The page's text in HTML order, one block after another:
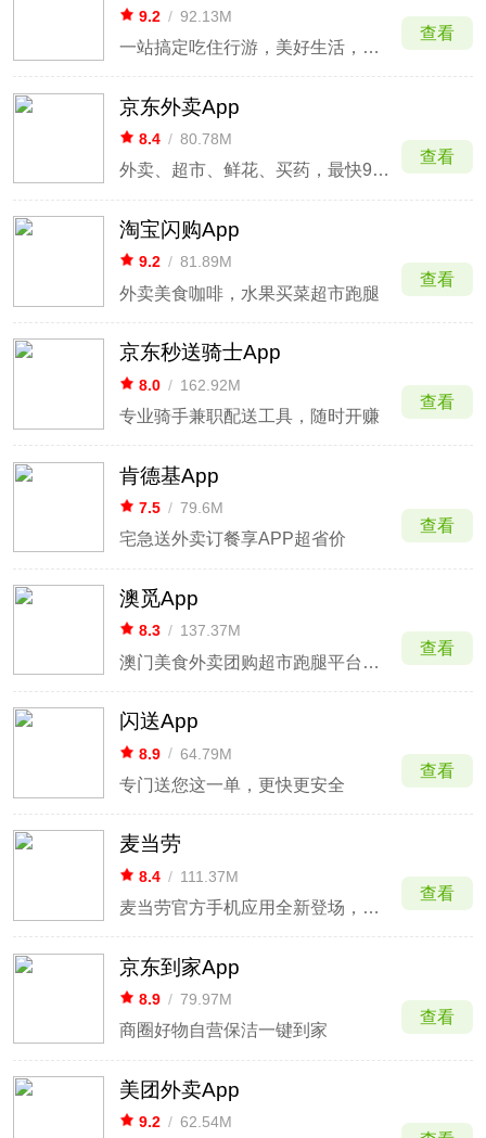
9.2 / 92.13M
一站搞定吃住行游，美好生活，美团随行
查看
京东外卖App
8.4 / 80.78M
外卖、超市、鲜花、买药，最快9分钟送到手
查看
淘宝闪购App
9.2 / 81.89M
外卖美食咖啡，水果买菜超市跑腿
查看
京东秒送骑士App
8.0 / 162.92M
专业骑手兼职配送工具，随时开赚
查看
肯德基App
7.5 / 79.6M
宅急送外卖订餐享APP超省价
查看
澳觅App
8.3 / 137.37M
澳门美食外卖团购超市跑腿平台，全方位服务本地和旅客
查看
闪送App
8.9 / 64.79M
专门送您这一单，更快更安全
查看
麦当劳
8.4 / 111.37M
麦当劳官方手机应用全新登场，更多会员福利等你来享
查看
京东到家App
8.9 / 79.97M
商圈好物自营保洁一键到家
查看
美团外卖App
9.2 / 62.54M